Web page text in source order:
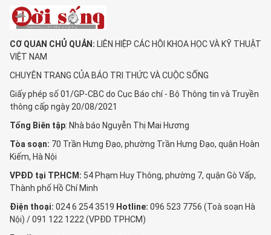
CƠ QUAN CHỦ QUẢN: LIÊN HIỆP CÁC HỘI KHOA HỌC VÀ KỸ THUẬT
VIỆT NAM
CHUYÊN TRANG CỦA BÁO TRI THỨC VÀ CUỘC SỐNG
Giấy phép số 01/GP-CBC do Cục Báo chí - Bộ Thông tin và Truyền
thông cấp ngày 20/08/2021
Tổng Biên tập: Nhà báo Nguyễn Thị Mai Hương
Tòa soạn: 70 Trần Hưng Đạo, phường Trần Hưng Đạo, quận Hoàn
Kiếm, Hà Nội
VPĐD tại TP.HCM: 54 Phạm Huy Thông, phường 7, quận Gò Vấp,
Thành phố Hồ Chí Minh
Điện thoại: 024 6 254 3519 Hotline: 096 523 7756 (Toà soạn Hà
Nội) / 091 122 1222 (VPĐD TPHCM)